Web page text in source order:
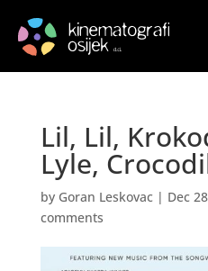
Lil, Lil,
Lyle,
by Goran Leskovac| Dec
comments